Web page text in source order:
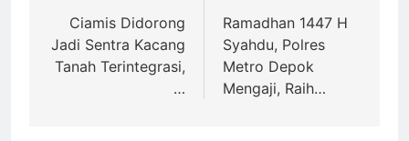
navigation
Ciamis Didorong
Jadi Sentra Kacang
Tanah Terintegrasi,
…
Ramadhan 1447 H
Syahdu, Polres
Metro Depok
Mengaji, Raih…